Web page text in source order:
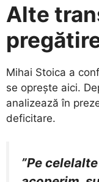
Alte
​Mihai Stoica a
se oprește aici.
analizează în
deficitare.
”Pe